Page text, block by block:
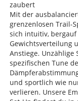
zaubert
Mit der
grenzenlosen Trail-
sich intuitiv,
Gewichtsverteilung
Anstiege. Unzählige
spezifischen Tune
und sportlich wie
verlieren. Unsere